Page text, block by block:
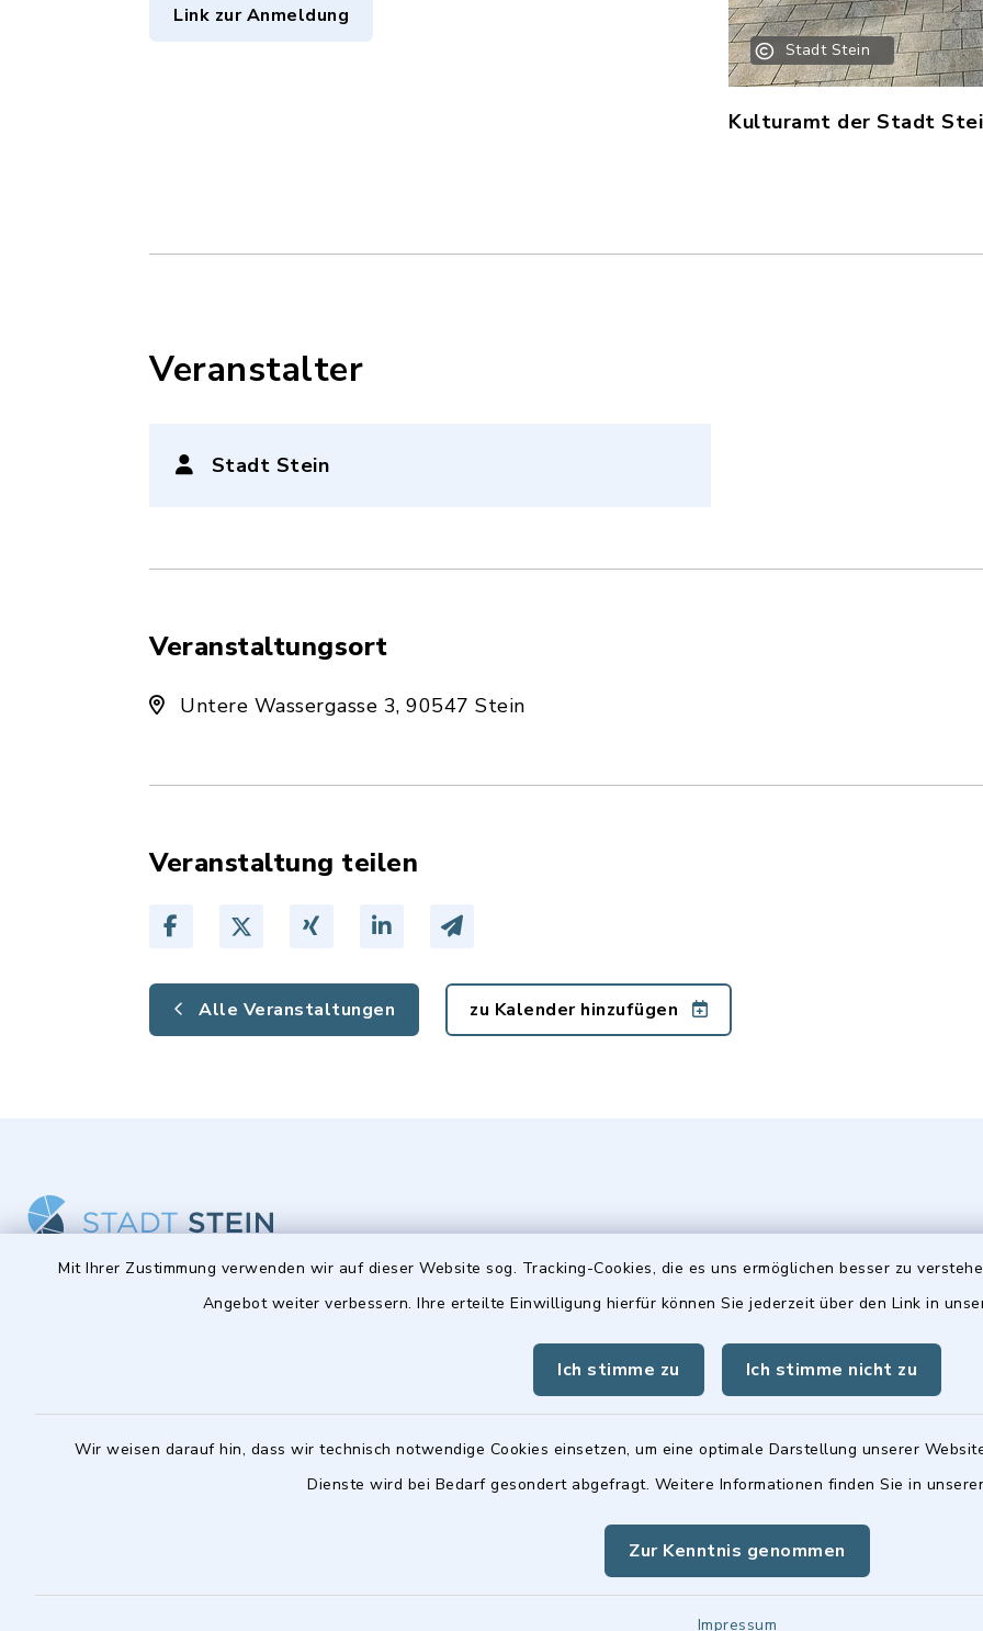
Mit Ihrer Zustimmung verwenden wir auf dieser Website sog. Tracking-Cookies, die es uns ermöglichen besser zu
Angebot weiter verbessern. Ihre erteilte Einwilligung hierfür können Sie jederzeit über den Link in
Ich stimme zu Ich stimme nicht zu
Wir weisen darauf hin, dass wir technisch notwendige Cookies einsetzen, um eine optimale Darstellung unserer
Dienste wird bei Bedarf gesondert abgefragt. Weitere Informationen finden Sie in
Zur Kenntnis genommen
Impressum
Stadt Stein
Kulturamt der Stadt
Link zur Anmeldung
Veranstalter
Stadt Stein
Veranstaltungsort
Untere Wassergasse 3, 90547 Stein
Veranstaltung teilen
Alle Veranstaltungen zu Kalender hinzufügen
0911 6801-0
Öffnungszeiten
08:00-12:00 Uhr
Montag zusätzlich:
14:00-18:00 Uhr
Hinweis
Die Stadtratsitzungen
Frauenwerk,